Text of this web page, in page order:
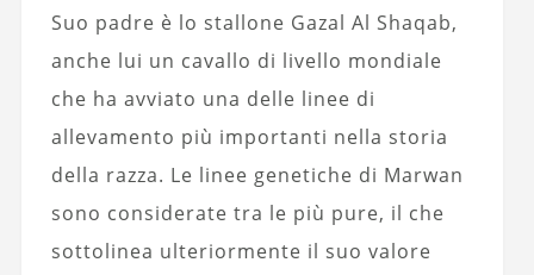
Suo padre è lo stallone Gazal Al Shaqab,
anche lui un cavallo di livello mondiale
che ha avviato una delle linee di
allevamento più importanti nella storia
della razza. Le linee genetiche di Marwan
sono considerate tra le più pure, il che
sottolinea ulteriormente il suo valore